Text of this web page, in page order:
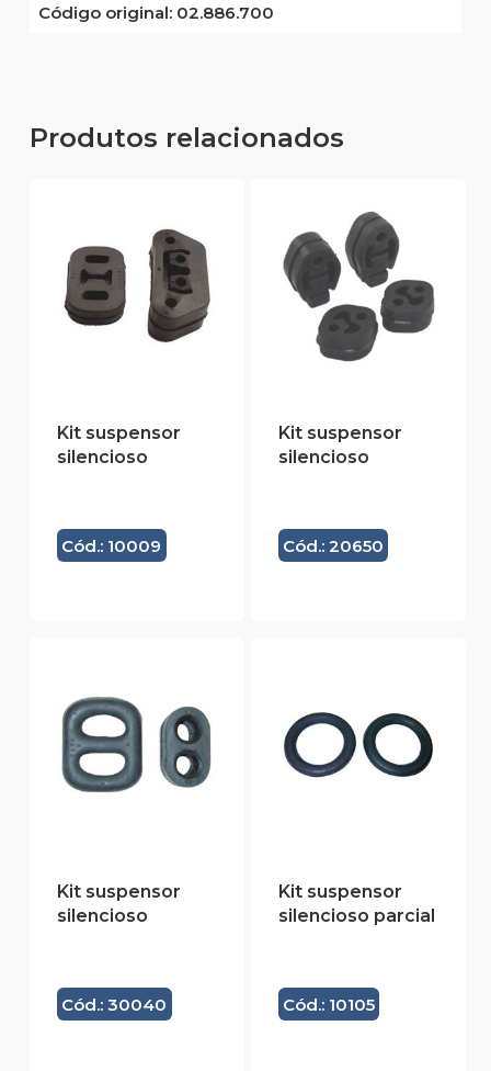
Código original:02.886.700
Produtos relacionados
Kit suspensor
silencioso
Cód.: 10009
Kit suspensor
silencioso
Cód.: 20650
Kit suspensor
silencioso
Cód.: 30040
Kit suspensor
silencioso parcial
Cód.: 10105